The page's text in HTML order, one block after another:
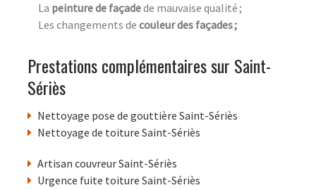
La peinture de façadede mauvaise qualité ;
Les changements de couleur des façades ;
Prestations complémentaires sur Saint-
Sériès
Nettoyage pose de gouttière Saint-Sériès
Nettoyage de toiture Saint-Sériès
Artisan couvreur Saint-Sériès
Urgence fuite toiture Saint-Sériès